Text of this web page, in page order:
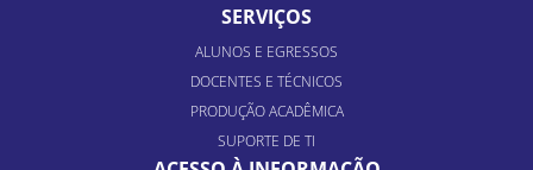
SERVIÇOS
ALUNOS E EGRESSOS
DOCENTES E TÉCNICOS
PRODUÇÃO ACADÊMICA
SUPORTE DE TI